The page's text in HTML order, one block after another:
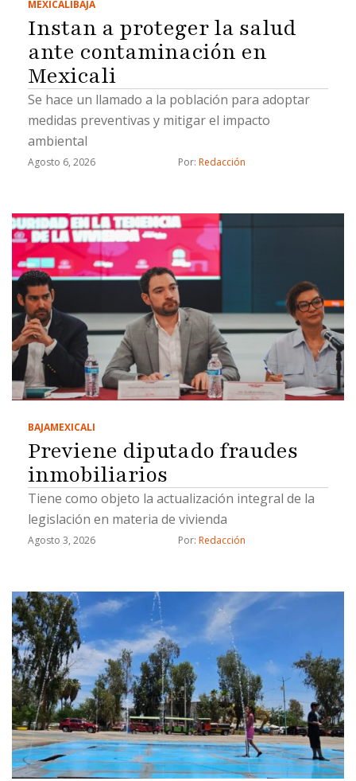
MEXICALIBAJA
Instan a proteger la salud
ante contaminación en
Mexicali
Se hace un llamado a la población para adoptar
medidas preventivas y mitigar el impacto
ambiental
Agosto 6, 2026 Por: Redacción
BAJAMEXICALI
Previene diputado fraudes
inmobiliarios
Tiene como objeto la actualización integral de la
legislación en materia de vivienda
Agosto 3, 2026 Por: Redacción